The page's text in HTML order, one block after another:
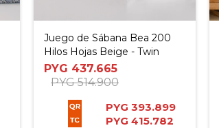
Juego de Sábana Bea 200
Hilos Hojas Beige - Twin
PYG 437.665
PYG 514.900
PYG 393.899
PYG 415.782